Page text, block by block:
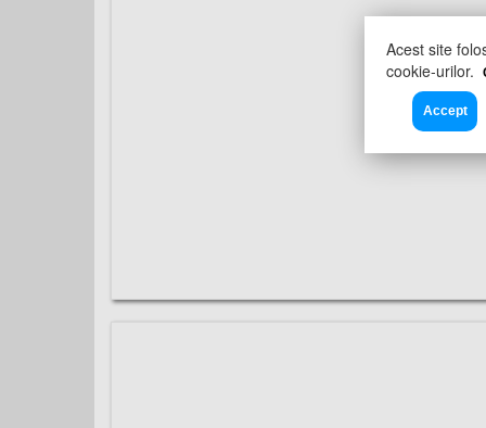
Acest site
cookie-urilor.
Accept